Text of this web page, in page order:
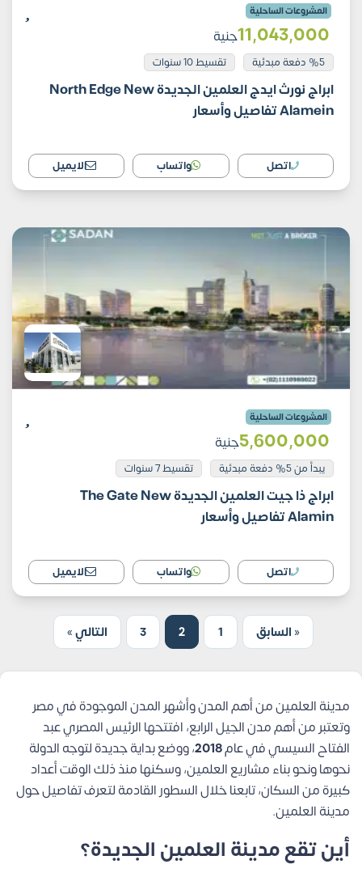
المشروعات الساحلية
11٬043٬000جنية
%5 دفعة مبدئية تقسيط 10 سنوات
ابراج نورث ايدج العلمين الجديدة North Edge New
Alamein تفاصيل وأسعار
اتصل واتساب الايميل
المشروعات الساحلية
5٬600٬000جنية
يبدأ من 5% دفعة مبدئية تقسيط 7 سنوات
ابراج ذا جيت العلمين الجديدة The Gate New
Alamin تفاصيل وأسعار
اتصل واتساب الايميل
« السابق 1
2
3 التالي »
مدينة العلمين من أهم المدن وأشهر المدن الموجودة في مصر
وتعتبر من أهم مدن الجيل الرابع، افتتحها الرئيس المصري عبد
الفتاح السيسي في عام2018، ووضع بداية جديدة لتوجه الدولة
نحوها ونحو بناء مشاريع العلمين، وسكنها منذ ذلك الوقت أعداد
كبيرة من السكان، تابعنا خلال السطور القادمة لتعرف تفاصيل حول
مدينة العلمين.
أين تقع مدينة العلمين الجديدة؟